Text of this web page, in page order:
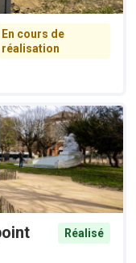
En cours de
réalisation
Réalisé